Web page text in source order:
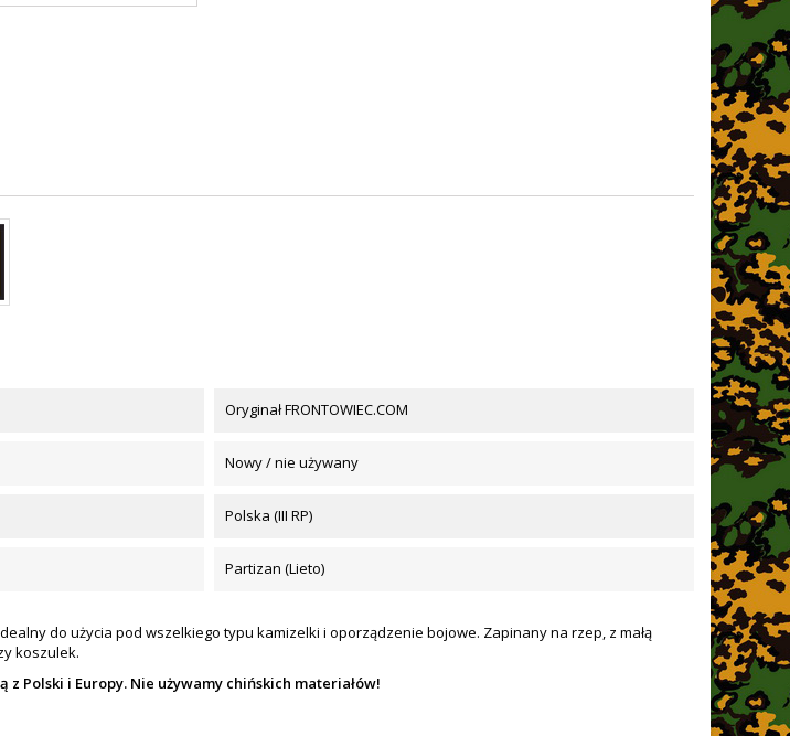
Oryginał FRONTOWIEC.COM
Nowy / nie używany
Polska (III RP)
Partizan (Lieto)
do użycia pod wszelkiego typu kamizelki i oporządzenie bojowe. Zapinany na rzep, z małą
koszulek.
z Polski i Europy. Nie używamy chińskich materiałów!